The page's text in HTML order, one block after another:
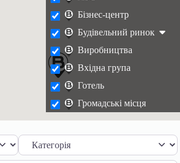
Бізнес-центр
Будівельний ринок
Виробництва
Вхідна група
Готель
Громадські місця
Житлові комплекси
Заклади харчування
Зупинки транспорту
Категорія